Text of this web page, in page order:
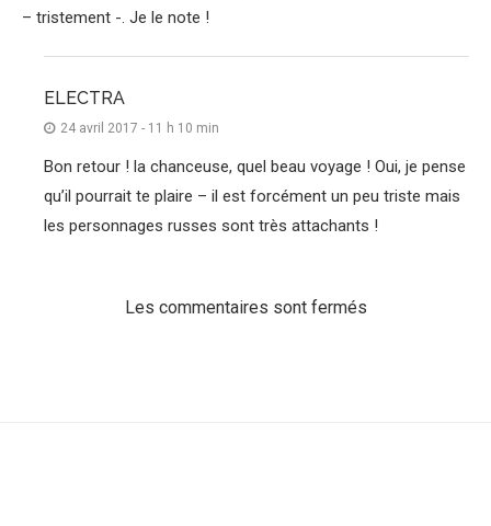
– tristement -. Je le note !
ELECTRA
24 avril 2017 - 11 h 10 min
Bon retour ! la chanceuse, quel beau voyage ! Oui, je pense
qu’il pourrait te plaire – il est forcément un peu triste mais
les personnages russes sont très attachants !
Les commentaires sont fermés